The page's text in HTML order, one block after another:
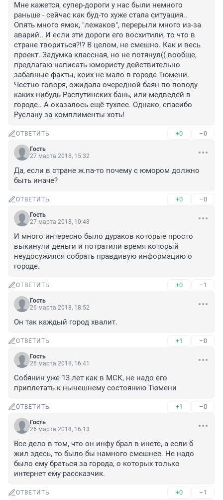
Мне кажется, супер-дороги у нас были немного
раньше - сейчас как буд-то хуже стала ситуация..
Опять много ямок, "лежаков", перерыли много из-за
аварий.. И если эти дороги его восхитили, то что в
стране твориться?!? В целом, не смешно. Как и весь
проект. Задумка классная, но не потянул(( вообще,
предлагаю написать юмористу действительно
забавные факты, коих не мало в городе Тюмени.
Честно говоря, ожидала очередной баян по поводу
каких-нибудь Распутинских бань, или медведей в
городе.. А оказалось ещё тухлее. Однако, спасибо
Руслану за комплименты хоть!
ОТВЕТИТЬ +0 –0
Гость
27 марта 2018, 15:32
Да, если в стране ж.па-то почему с юмором должно
быть иначе?
ОТВЕТИТЬ +0 –0
Гость
27 марта 2018, 10:48
И много интересно было дураков которые просто
выкинули деньги и потратили время который
неудосужился собрать правдивую информацию о
городе.
ОТВЕТИТЬ +0 –1
Гость
26 марта 2018, 18:52
Он так каждый город хвалит.
ОТВЕТИТЬ +1 –0
Гость
26 марта 2018, 16:41
Собянин уже 13 лет как в МСК, не надо его
приплетать к нынешнему состоянию Тюмени
ОТВЕТИТЬ +1 –0
Гость
26 марта 2018, 16:13
Все дело в том, что он инфу брал в инете, а если б
жил здесь, то было бы намного смешнее. Не надо
было ему браться за города, о которых только
интернет ему рассказчик.
ОТВЕТИТЬ +0 –1